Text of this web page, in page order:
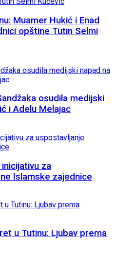
Muamer Hukić i Enad
opštine Tutin Selmi
osudila medijski
i Adelu Melajac
za
Islamske zajednice
u Tutinu: Ljubav prema